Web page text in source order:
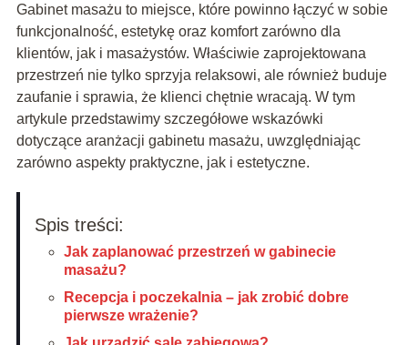
Gabinet masażu to miejsce, które powinno łączyć w sobie
funkcjonalność, estetykę oraz komfort zarówno dla
klientów, jak i masażystów. Właściwie zaprojektowana
przestrzeń nie tylko sprzyja relaksowi, ale również buduje
zaufanie i sprawia, że klienci chętnie wracają. W tym
artykule przedstawimy szczegółowe wskazówki
dotyczące aranżacji gabinetu masażu, uwzględniając
zarówno aspekty praktyczne, jak i estetyczne.
Spis treści:
Jak zaplanować przestrzeń w gabinecie
masażu?
Recepcja i poczekalnia – jak zrobić dobre
pierwsze wrażenie?